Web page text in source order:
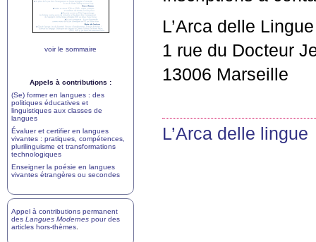
L’Arca delle Lingue
1 rue du Docteur
13006 Marseille
L’Arca delle lingue
voir le sommaire
Appels à contributions :
(Se) former en langues : des
politiques éducatives et
linguistiques aux classes de
langues
Évaluer et certifier en langues
vivantes : pratiques, compétences,
plurilinguisme et transformations
technologiques
Enseigner la poésie en langues
vivantes étrangères ou secondes
Appel à contributions permanent
des Langues Modernes pour des
articles hors-thèmes